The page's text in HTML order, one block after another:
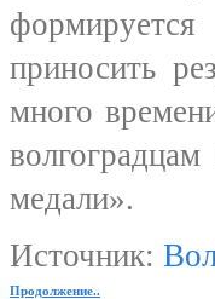
приносить
много
медали».
Источник:
Продолжение..